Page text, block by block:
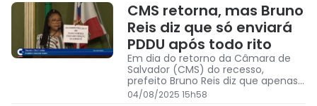
CMS retorna, mas Bruno
Reis diz que só enviará
PDDU após todo rito
Em dia do retorno da Câmara de
Salvador (CMS) do recesso,
prefeito Bruno Reis diz que apenas
enviará PDDU após todo rito
04/08/2025 15h58